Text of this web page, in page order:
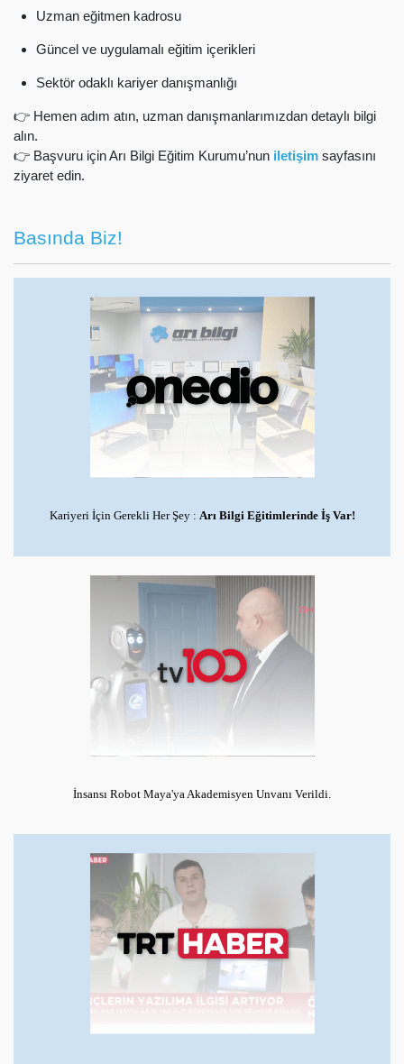
Uzman eğitmen kadrosu
Güncel ve uygulamalı eğitim içerikleri
Sektör odaklı kariyer danışmanlığı
👉 Hemen adım atın, uzman danışmanlarımızdan detaylı bilgi
alın.
👉 Başvuru için Arı Bilgi Eğitim Kurumu’nun iletişim sayfasını
ziyaret edin.
Basında Biz!
Kariyeri İçin Gerekli Her Şey : Arı Bilgi Eğitimlerinde İş Var!
İnsansı Robot Maya'ya Akademisyen Unvanı Verildi.